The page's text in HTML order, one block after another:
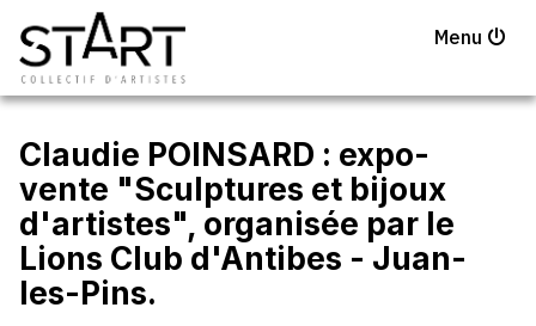
Menu
Claudie POINSARD : expo-
vente "Sculptures et bijoux
d'artistes", organisée par le
Lions Club d'Antibes - Juan-
les-Pins.